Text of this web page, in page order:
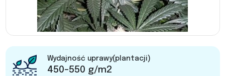
Wydajność uprawy(plantacji)
450-550 g/m2